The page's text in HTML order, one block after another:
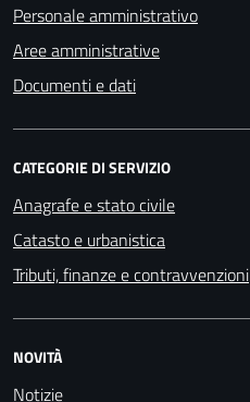
Personale amministrativo
Aree amministrative
Documenti e dati
CATEGORIE DI SERVIZIO
Anagrafe e stato civile
Catasto e urbanistica
Tributi, finanze e contravvenzioni
NOVITÀ
Notizie